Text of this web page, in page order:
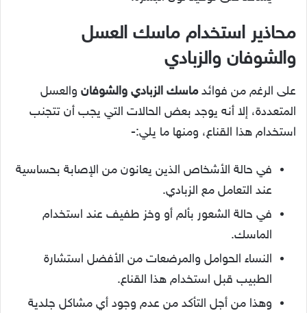
محاذير استخدام ماسك العسل
والشوفان والزبادي
على الرغم من فوائدماسك الزبادي والشوفان والعسل
المتعددة، إلا أنه يوجد بعض الحالات التي يجب أن تتجنب
استخدام هذا القناع، ومنها ما يلي:-
في حالة الأشخاص الذين يعانون من الإصابة بحساسية
عند التعامل مع الزبادي.
في حالة الشعور بألم أو وخز طفيف عند استخدام
الماسك.
النساء الحوامل والمرضعات من الأفضل استشارة
الطبيب قبل استخدام هذا القناع.
وهذا من أجل التأكد من عدم وجود أي مشاكل جلدية